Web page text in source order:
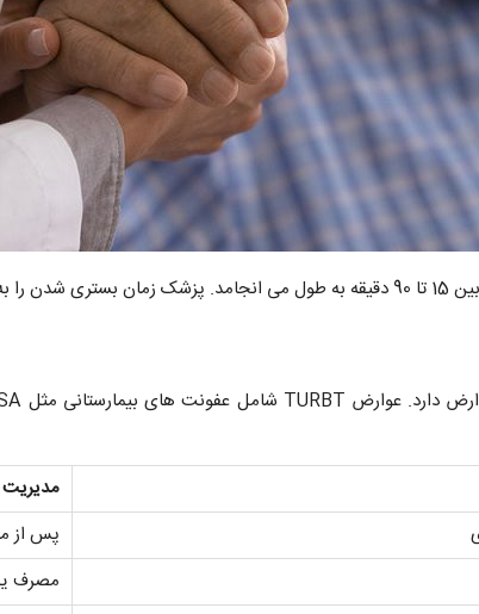
مدیریت
پس از
مصرف